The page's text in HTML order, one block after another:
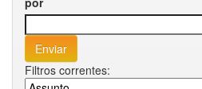
Filtros correntes: